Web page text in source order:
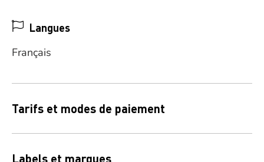
Langues
Français
Tarifs et modes de paiement
Labels et marques